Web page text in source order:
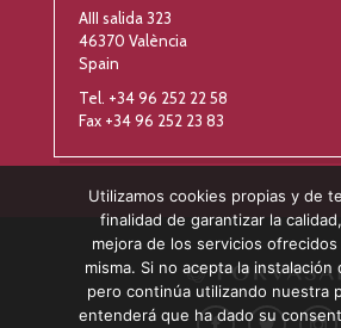
AIII salida 323
46370 València
Spain
Tel. +34 96 252 22 58
Fax +34 96 252 23 83
Utilizamos cookies propias y de
finalidad de garantizar la
mejora de los servicios
misma. Si no acepta la instalación
pero continúa utilizando nuestra
entenderá que ha dado su